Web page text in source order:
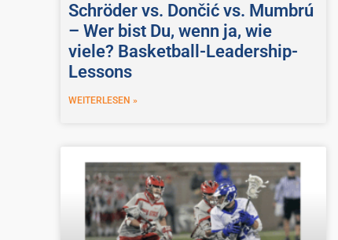
Schröder vs. Dončić vs. Mumbrú
– Wer bist Du, wenn ja, wie
viele? Basketball-Leadership-
Lessons
WEITERLESEN »